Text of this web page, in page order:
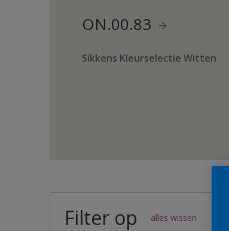
ON.00.83
Sikkens Kleurselectie Witten
Filter op alles wissen